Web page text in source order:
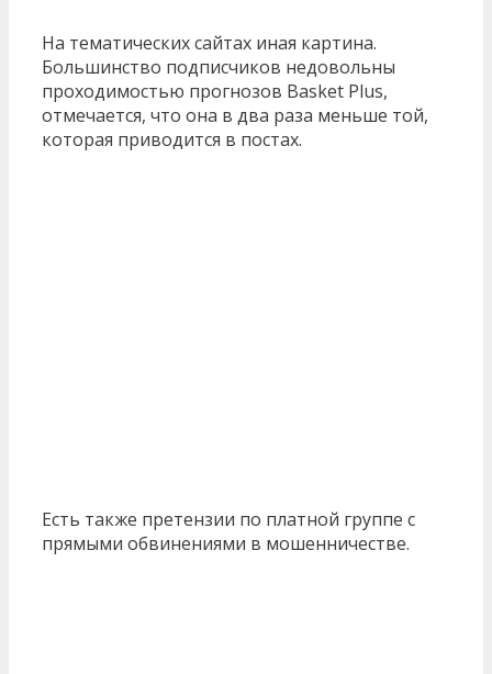
На тематических сайтах иная картина.
Большинство подписчиков недовольны
проходимостью прогнозов Basket Plus,
отмечается, что она в два раза меньше той,
которая приводится в постах.
Есть также претензии по платной группе с
прямыми обвинениями в мошенничестве.